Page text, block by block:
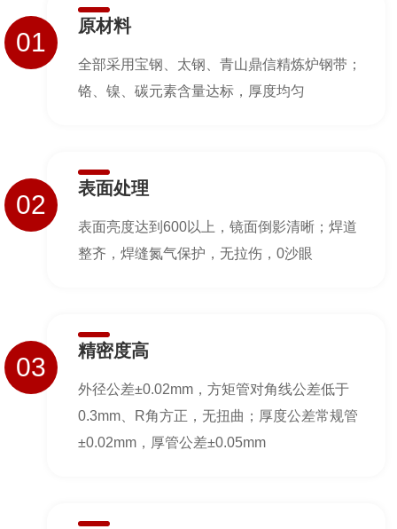
01
原材料
全部采用宝钢、太钢、青山鼎信精炼炉钢带；
铬、镍、碳元素含量达标，厚度均匀
02
表面处理
表面亮度达到600以上，镜面倒影清晰；焊道
整齐，焊缝氮气保护，无拉伤，0沙眼
03
精密度高
外径公差±0.02mm，方矩管对角线公差低于
0.3mm、R角方正，无扭曲；厚度公差常规管
±0.02mm，厚管公差±0.05mm